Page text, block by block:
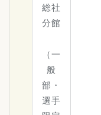
総社
分館
（一
般
部・
選手